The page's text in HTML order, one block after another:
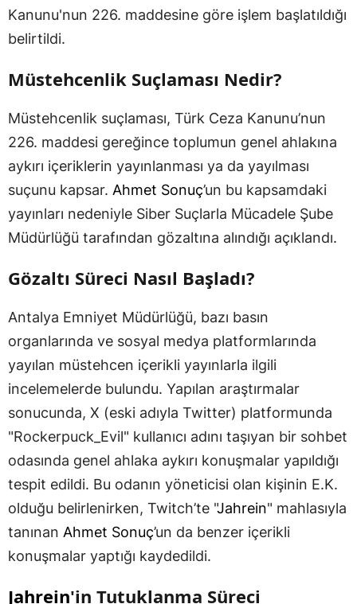
Kanunu'nun 226. maddesine göre işlem başlatıldığı
belirtildi.
Müstehcenlik Suçlaması Nedir?
Müstehcenlik suçlaması, Türk Ceza Kanunu’nun
226. maddesi gereğince toplumun genel ahlakına
aykırı içeriklerin yayınlanması ya da yayılması
suçunu kapsar. Ahmet Sonuç’un bu kapsamdaki
yayınları nedeniyle Siber Suçlarla Mücadele Şube
Müdürlüğü tarafından gözaltına alındığı açıklandı.
Gözaltı Süreci Nasıl Başladı?
Antalya Emniyet Müdürlüğü, bazı basın
organlarında ve sosyal medya platformlarında
yayılan müstehcen içerikli yayınlarla ilgili
incelemelerde bulundu. Yapılan araştırmalar
sonucunda, X (eski adıyla Twitter) platformunda
"Rockerpuck_Evil" kullanıcı adını taşıyan bir sohbet
odasında genel ahlaka aykırı konuşmalar yapıldığı
tespit edildi. Bu odanın yöneticisi olan kişinin E.K.
olduğu belirlenirken, Twitch’te "Jahrein" mahlasıyla
tanınan Ahmet Sonuç’un da benzer içerikli
konuşmalar yaptığı kaydedildi.
Jahrein'in Tutuklanma Süreci